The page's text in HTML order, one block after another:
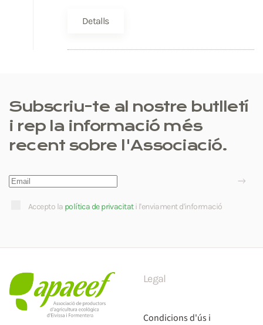
Detalls
Subscriu-te al nostre butlletí
i rep la informació més
recent sobre l'Associació.
Accepto la política de privacitati l'enviament d'informació
Legal
Condicions d'ús i